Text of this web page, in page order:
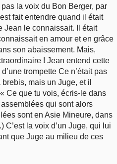
la voix du Bon Berger, par
fait entendre quand il était
Jean le connaissait. Il était
en amour et en grâce
son abaissement. Mais,
! Jean entend cette
trompette Ce n’était pas
mais un Juge, et il
Ce que tu vois, écris-le dans
qui sont alors
sont en Asie Mineure, dans
C’est la voix d’un Juge, qui lui
que Juge au milieu de ces